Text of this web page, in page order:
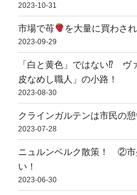
2023-10-31
市場で苺 を大量に買わさ
2023-09-29
「白と黄色」ではない⁉ ヴ
皮なめし職人」の小路！
2023-08-30
クラインガルテンは市民の憩
2023-07-28
ニュルンベルク散策！ ②市
い！
2023-06-30